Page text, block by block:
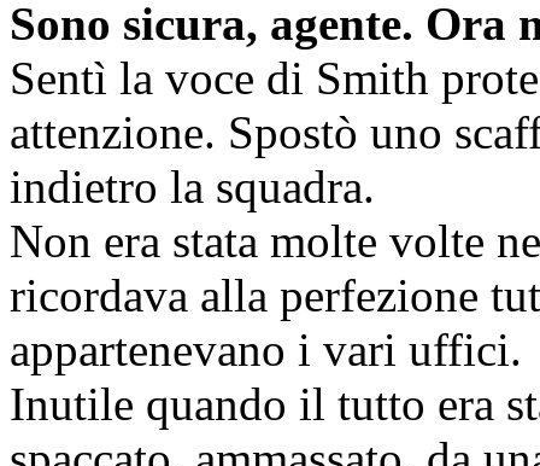
Sono sicura, agente. Ora
Sentì la voce di Smith
attenzione. Spostò uno
indietro la squadra.
Non era stata molte volte
ricordava alla perfezione
appartenevano i vari uffici.
Inutile quando il tutto era